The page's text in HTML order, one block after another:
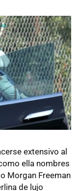
extensivo al
ella nombres
Morgan Freeman
de lujo